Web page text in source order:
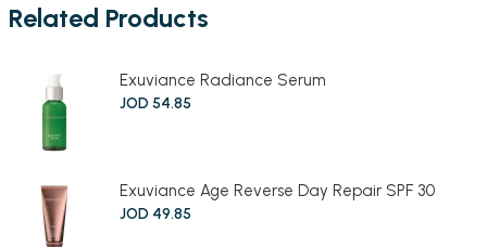
Related Products
Exuviance Radiance Serum
JOD 54.85
Exuviance Age Reverse Day Repair SPF 30
JOD 49.85